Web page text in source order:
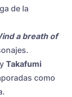
de la
a breath of
y Takafumi
como